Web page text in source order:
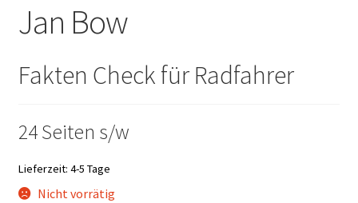
Jan Bow
Fakten Check für Radfahrer
24 Seiten s/w
Lieferzeit: 4-5 Tage
Nicht vorrätig